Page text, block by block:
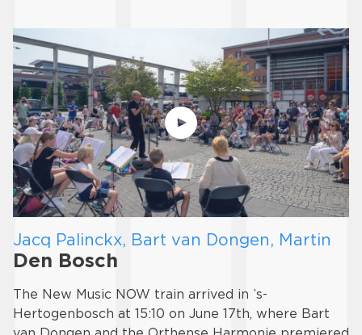
Jacq Palinckx, Bart van Dongen, Martin
Den Bosch
The New Music NOW train arrived in ’s-
Hertogenbosch at 15:10 on June 17th, where Bart